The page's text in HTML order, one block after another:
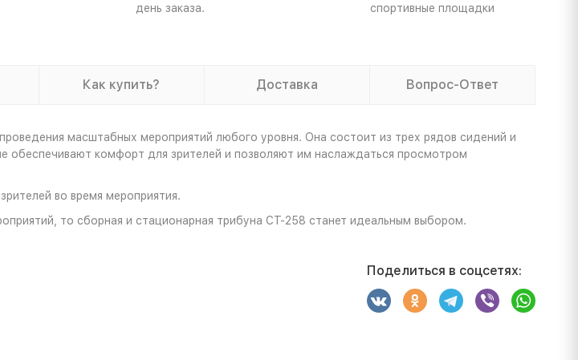
день заказа.
спортивные площадки
Как купить? Доставка Вопрос-Ответ
масштабных мероприятий любого уровня. Она состоит из трех рядов сидений и
комфорт для зрителей и позволяют им наслаждаться просмотром
во время мероприятия.
то сборная и стационарная трибуна СТ-258 станет идеальным выбором.
Поделиться в соцсетях: